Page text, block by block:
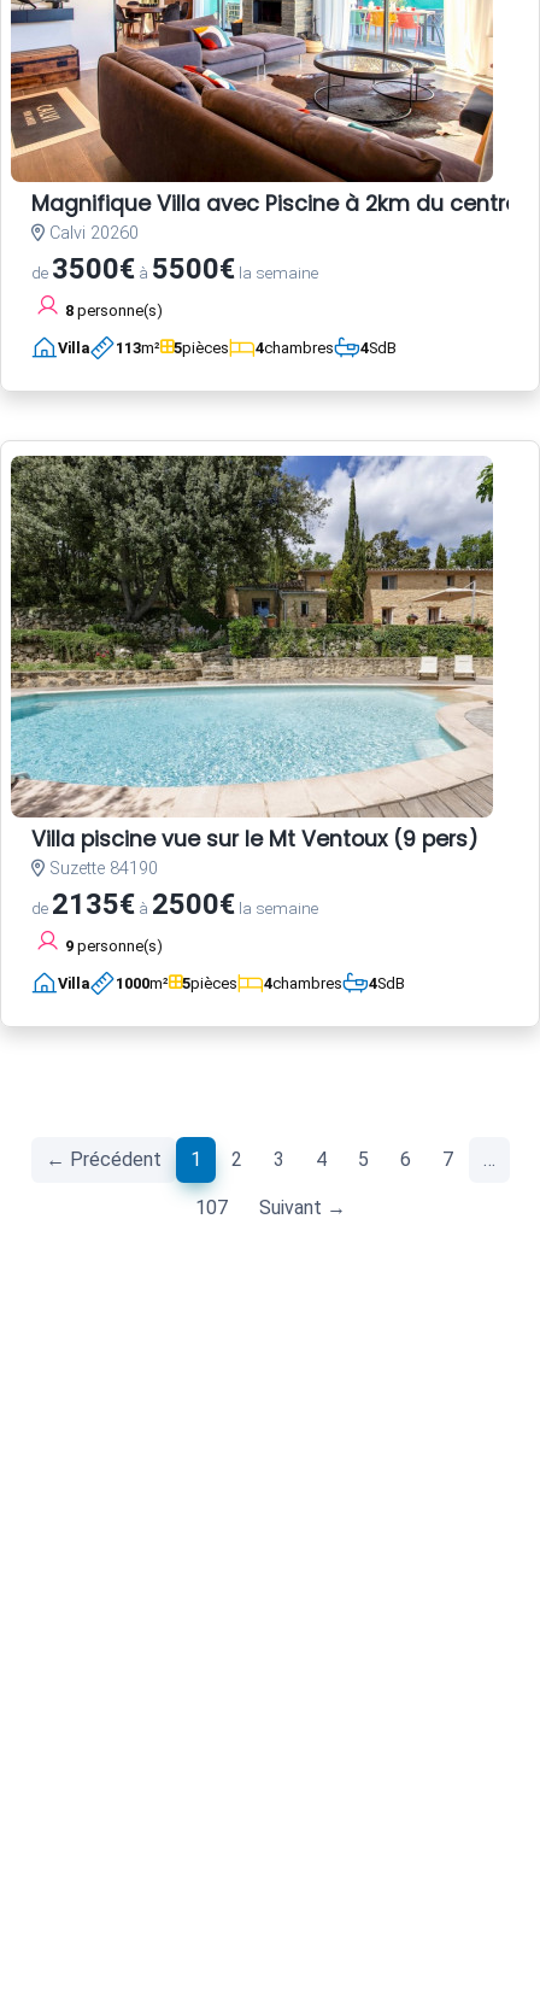
Magnifique Villa avec Piscine à 2km du centre-
Calvi 20260
de 3500€ à 5500€ la semaine
8 personne(s)
Villa 113m² 5pièces 4chambres 4SdB
Villa piscine vue sur le Mt Ventoux (9 pers)
Suzette 84190
de 2135€ à 2500€ la semaine
9 personne(s)
Villa 1000m² 5pièces 4chambres 4SdB
← Précédent 1 (current)
2 3 4 5 6 7 …
107 Suivant →